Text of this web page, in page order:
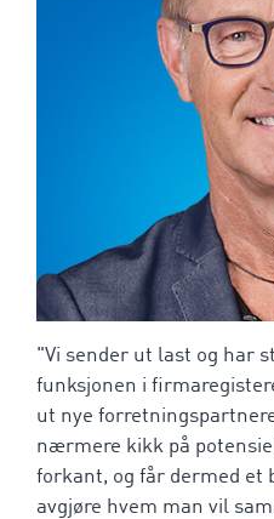
"Vi sender ut last og har
funksjonen i
ut nye
nærmere kikk på
forkant, og får dermed et
avgjøre hvem man vil